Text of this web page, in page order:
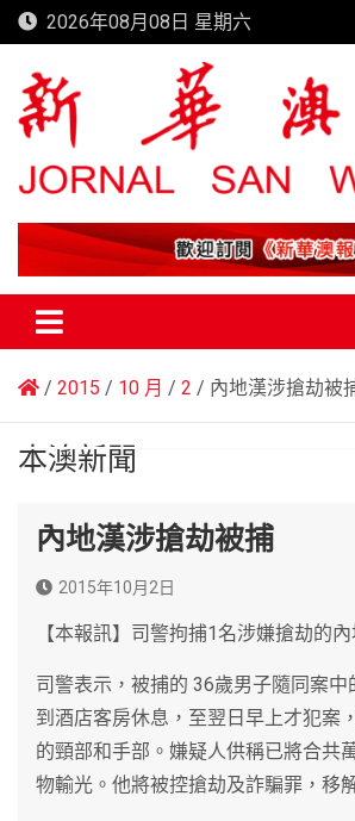
Skip
to
content
2026年08月08日 星期六
新華澳報
2015 10 月 2 內地漢涉搶劫被
本澳新聞
內地漢涉搶劫被捕
2015年10月2日
【本報訊】司警拘捕1名涉嫌搶劫的內
司警表示，被捕的 36歲男子隨同案中
到酒店客房休息，至翌日早上才犯案
的頸部和手部。嫌疑人供稱已將合共
物輸光。他將被控搶劫及詐騙罪，移